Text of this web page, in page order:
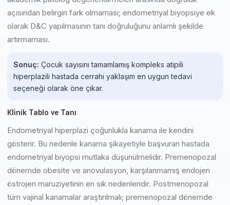
açısından belirgin fark olmaması; endometriyal biyopsiye ek
olarak D&C yapılmasının tanı doğruluğunu anlamlı şekilde
artırmaması.
Sonuç: Çocuk sayısını tamamlamış kompleks atipili
hiperplazili hastada cerrahi yaklaşım en uygun tedavi
seçeneği olarak öne çıkar.
Klinik Tablo ve Tanı
Endometriyal hiperplazi çoğunlukla kanama ile kendini
gösterir. Bu nedenle kanama şikayetiyle başvuran hastada
endometriyal biyopsi mutlaka düşünülmelidir. Premenopozal
dönemde obesite ve anovulasyon, karşılanmamış endojen
östrojen maruziyetinin en sık nedenleridir. Postmenopozal
tüm vajinal kanamalar araştırılmalı; premenopozal dönemde